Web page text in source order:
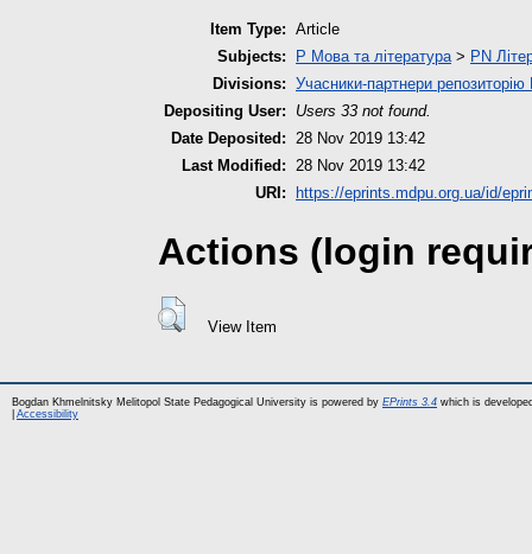
Item Type: Article
Subjects:
P Мова та література> PN
Divisions: Учасники-партнери
Depositing User:
Users 33 not found.
Date Deposited: 28 Nov 2019 13:42
Last Modified: 28 Nov 2019 13:42
URI:
https://eprints.mdpu.org.ua/id/
Actions (login
View Item
Bogdan Khmelnitsky Melitopol State Pedagogical University is powered by EPrints 3.4 which is
Accessibility